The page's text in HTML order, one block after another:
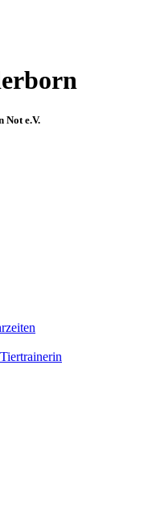
Not e.V.